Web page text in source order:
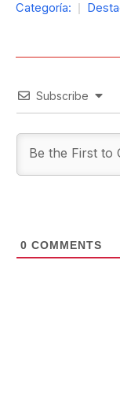
Categoría:
Subscribe
0 COMMENTS